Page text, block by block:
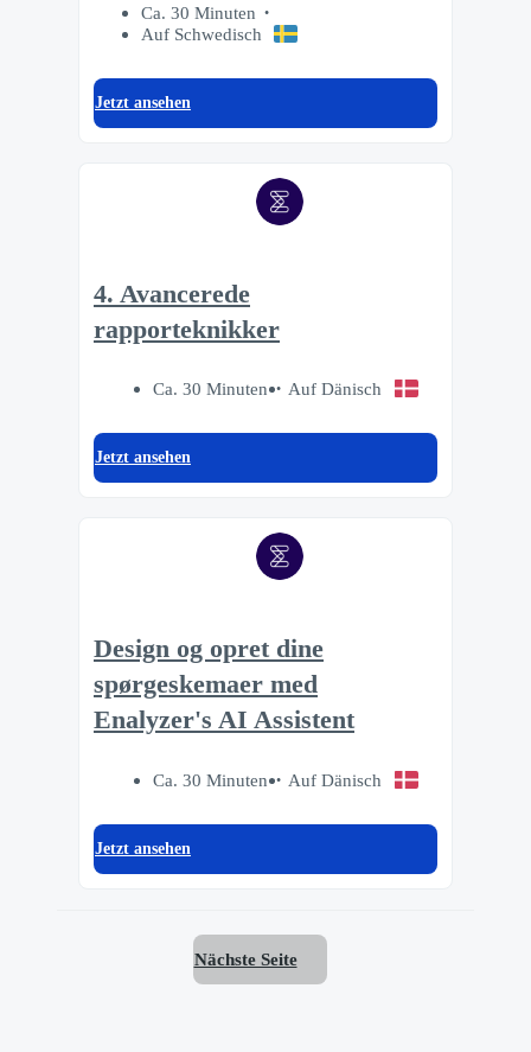
Ca. 30 Minuten
Auf Schwedisch
Jetzt ansehen
4. Avancerede
rapporteknikker
Ca. 30 Minuten Auf Dänisch
Jetzt ansehen
Design og opret dine
spørgeskemaer med
Enalyzer's AI Assistent
Ca. 30 Minuten Auf Dänisch
Jetzt ansehen
Nächste Seite